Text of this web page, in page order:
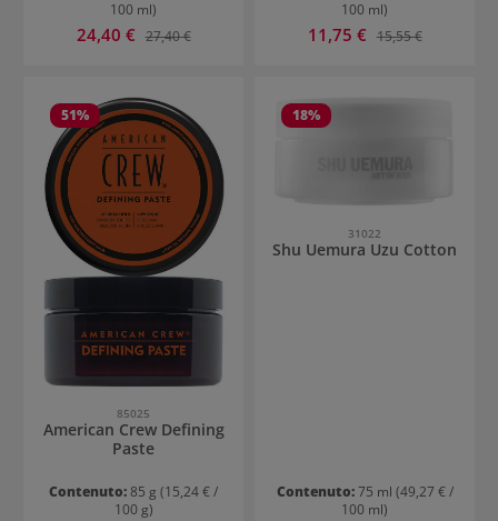
100 ml)
Prezzo di vendita:
24,40 € Prezzo normale:
27,40 €
100 ml)
Prezzo di vendita:
11,75 € Prezzo normale:
15,55 €
51%
85025
American Crew Defining
Paste
Contenuto:85 g (15,24 € /
100 g)
18%
31022
Shu Uemura Uzu Cotton
Contenuto:75 ml (49,27 € /
100 ml)